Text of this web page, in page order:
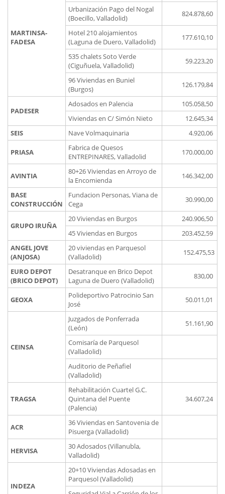
MARTINSA-
FADESA
Urbanización Pago del Nogal
(Boecillo, Valladolid)
824.878,60
Hotel 210 alojamientos
(Laguna de Duero, Valladolid)
177.610,10
535 chalets Soto Verde
(Ciguñuela, Valladolid)
59.223,20
96 Viviendas en Buniel
(Burgos)
126.179,84
PADESER
Adosados en Palencia
105.058,50
Viviendas en C/ Simón Nieto
12.645,34
SEIS
Nave Volmaquinaria 4.920,06
PRIASA
Fabrica de Quesos
ENTREPINARES, Valladolid
170.000,00
AVINTIA
80+26 Viviendas en Arroyo de
la Encomienda
146.342,00
BASE
CONSTRUCCIÓN
Fundacion Personas, Viana de
Cega
30.990,00
GRUPO IRUÑA
20 Viviendas en Burgos
240.906,50
45 Viviendas en Burgos
203.452,59
ANGEL JOVE
(ANJOSA)
20 viviendas en Parquesol
(Valladolid)
152.475,53
EURO DEPOT
(BRICO DEPOT)
Desatranque en Brico Depot
Laguna de Duero (Valladolid)
830,00
GEOXA
Polideportivo Patrocinio San
José
50.011,01
CEINSA
Juzgados de Ponferrada
(León)
51.161,90
Comisaría de Parquesol
(Valladolid)
Auditorio de Peñafiel
(Valladolid)
TRAGSA
Rehabilitación Cuartel G.C.
Quintana del Puente
(Palencia)
34.607,24
ACR
36 Viviendas en Santovenia de
Pisuerga (Valladolid)
HERVISA
30 Adosados (Villanubla,
Valladolid)
INDEZA
20+10 Viviendas Adosadas en
Parquesol (Valladolid)